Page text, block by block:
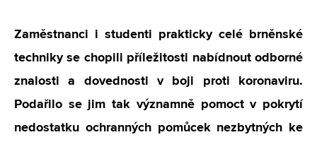
Zaměstnanci i studenti prakticky celé brněnské
techniky se chopili příležitosti nabídnout odborné
znalosti a dovednosti v boji proti koronaviru.
Podařilo se jim tak významně pomoct v pokrytí
nedostatku ochranných pomůcek nezbytných ke